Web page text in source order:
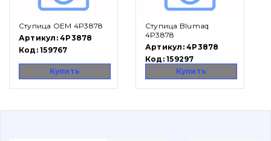
Каталог
Фильтры и смазочные материалы
Болты, гайки и элементы крепления
Ступица OEM 4P3878
Артикул:4P3878
Код:159767
Купить
Ступица Blumaq
4P3878
Артикул:4P3878
Код:159297
Купить